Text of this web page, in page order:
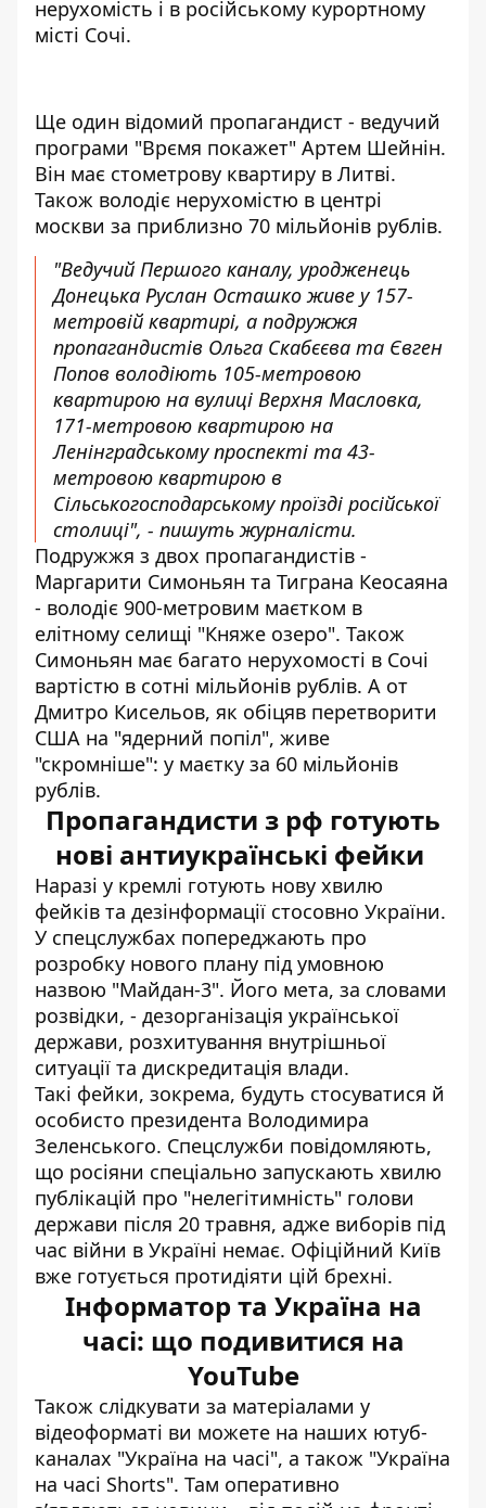
нерухомість і в російському курортному
місті Сочі.
Ще один відомий пропагандист - ведучий
програми "Врємя покажет" Артем Шейнін.
Він має стометрову квартиру в Литві.
Також володіє нерухомістю в центрі
москви за приблизно 70 мільйонів рублів.
"Ведучий Першого каналу, уродженець
Донецька Руслан Осташко живе у 157-
метровій квартирі, а подружжя
пропагандистів Ольга Скабєєва та Євген
Попов володіють 105-метровою
квартирою на вулиці Верхня Масловка,
171-метровою квартирою на
Ленінградському проспекті та 43-
метровою квартирою в
Сільськогосподарському проїзді російської
столиці", - пишуть журналісти.
Подружжя з двох пропагандистів -
Маргарити Симоньян та Тиграна Кеосаяна
- володіє 900-метровим маєтком в
елітному селищі "Княже озеро". Також
Симоньян має багато нерухомості в Сочі
вартістю в сотні мільйонів рублів. А от
Дмитро Кисельов, як обіцяв перетворити
США на "ядерний попіл", живе
"скромніше": у маєтку за 60 мільйонів
рублів.
Пропагандисти з рф готують
нові антиукраїнські фейки
Наразі у кремлі готують нову хвилю
фейків та дезінформації стосовно України.
У спецслужбах попереджають про
розробку нового плану під умовною
назвою "Майдан-3". Його мета, за словами
розвідки, - дезорганізація української
держави, розхитування внутрішньої
ситуації та дискредитація влади.
Такі фейки, зокрема, будуть стосуватися й
особисто президента Володимира
Зеленського. Спецслужби повідомляють,
що росіяни спеціально запускають хвилю
публікацій про "нелегітимність" голови
держави після 20 травня, адже виборів під
час війни в Україні немає. Офіційний Київ
вже готується протидіяти цій брехні.
Інформатор та Україна на
часі: що подивитися на
YouTube
Також слідкувати за матеріалами у
відеоформаті ви можете на наших ютуб-
каналах "Україна на часі", а також "Україна
на часі Shorts". Там оперативно